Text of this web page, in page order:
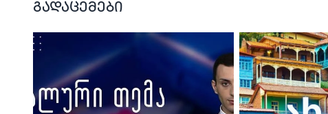
გადაცემები